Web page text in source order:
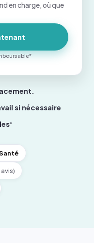
si nécessaire
*
en charge, où que